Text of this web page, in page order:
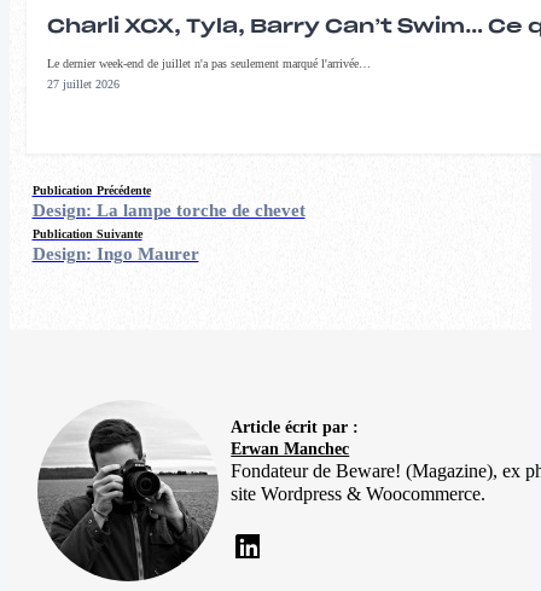
Charli XCX, Tyla, Barry Can’t Swim…
Le dernier week-end de juillet n'a pas seulement marqué l'arrivée…
27 juillet 2026
Publication Précédente
Design: La lampe torche de chevet
Publication Suivante
Design: Ingo Maurer
Article écrit par :
Erwan Manchec
Fondateur de Beware! (Magazine), ex
site Wordpress & Woocommerce.